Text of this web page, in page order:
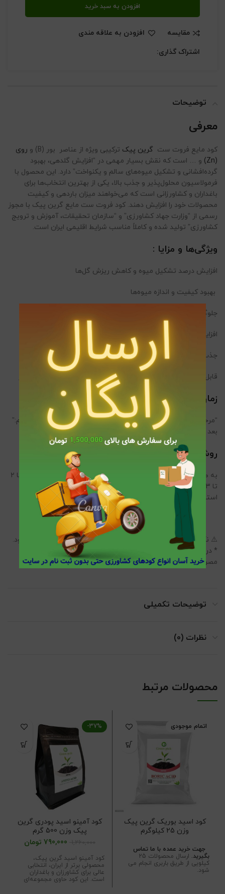
افزودن به سبد خرید
مقایسه
افزودن به علاقه مندی
اشتراک گذاری:
توضیحات
معرفی
کود مایع فروت ست گرین پیک ترکیبی ویژه از عناصر بور (B) و
روی
(Zn)
و … است که نقش بسیار مهمی در “افزایش گلدهی، بهبود
گرده‌افشانی و تشکیل میوه‌های سالم و یکنواخت” دارد. این محصول با
فرمولاسیون محلول‌پذیر و جذب بالا، یکی از بهترین انتخاب‌ها برای
باغداران و کشاورزانی است که می‌خواهند میزان باردهی و کیفیت
محصولات خود را افزایش دهند. کود فروت ست مایع گرین پیک با مجوز
رسمی از “وزارت جهاد کشاورزی” و “سازمان تحقیقات، آموزش و ترویج
کشاورزی” تولید شده و کاملاً مناسب شرایط اقلیمی ایران است.
ویژگی‌ها و مزایا :
افزایش درصد تشکیل میوه و کاهش ریزش گل‌ها
بهبود کیفیت و اندازه میوه‌ها
جلوگیری از کمبود کلسیم، بور و روی در گیاه
افزایش مقاومت میوه در برابر ترک‌خوردگی و ریزش
جذب سریع و اثربخشی بالا
قابل استفاده برای انواع درختان میوه، صیفی‌جات، سبزیجات و انگور
زمان و نحوه مصرف :
“مرحله اول:” پیش از باز شدن کامل گل‌ها (اوایل گلدهی) “مرحله دوم:”
بعد از ریزش گلبرگ‌ها و تشکیل میوه‌های کوچک
روش مصرف کود فروت ست:
به صورت محلول‌پاشی، به میزان “۲ تا ۳ سی‌سی در هر لیتر آب” (یا ۲
تا ۳ لیتر در هزار لیتر آب) در ساعات خنک روز (صبح زود یا عصر)
استفاده شود.
⚠️ نکات مهم * از اختلاط با کودهای فسفاته یا سولفاته خودداری شود.
* در زمان گرمای شدید یا گلدهی کامل استفاده نشود. * پیش از
مصرف، مقدار کمی از محلول روی سطح محدود تست شود.
توضیحات تکمیلی
نظرات (0)
محصولات مرتبط
اتمام موجودی
کود اسید بوریک گرین پیک
وزن 25 کیلوگرم
جهت خرید عمده با ما تماس
بگیرید.
ارسال محصولات 25
کیلویی از طریق باربری انجام می
شود.
-37%
کود آمینو اسید پودری گرین
پیک وزن 500 گرم
790,000 تومان
کود آمینو اسید گرین پیک،
محصولی برتر از ایران، انتخابی
عالی برای کشاورزان و باغداران
است. این کود حاوی مجموعه‌ای